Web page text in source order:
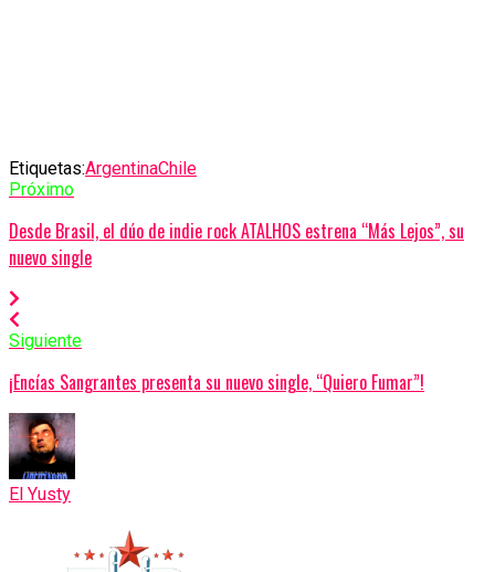
Etiquetas:ArgentinaChile
Próximo
Desde Brasil, el dúo de indie rock ATALHOS estrena “Más Lejos”, su
nuevo single
Siguiente
¡Encías Sangrantes presenta su nuevo single, “Quiero Fumar”!
El Yusty